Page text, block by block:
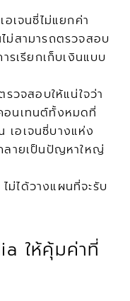
อเจนซี่ไม่แยกค่า
สามารถตรวจสอบ
รเรียกเก็บเงินแบบ
รวจสอบให้แน่ใจว่า
นเทนต์ทั้งหมดที่
อเจนซี่บางแห่ง
ลายเป็นปัญหาใหญ่
ม่ได้วางแผนที่จะรับ
ให้คุ้มค่าที่